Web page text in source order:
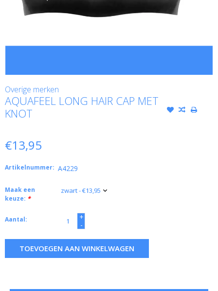
Overige merken
AQUAFEEL LONG HAIR CAP MET
KNOT
€13,95
Artikelnummer: A4229
Maak een
keuze: *
Aantal:
+
-
TOEVOEGEN AAN WINKELWAGEN